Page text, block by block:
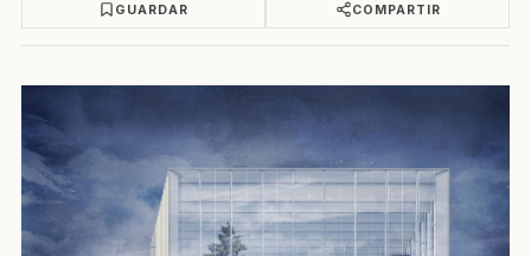
GUARDAR COMPARTIR